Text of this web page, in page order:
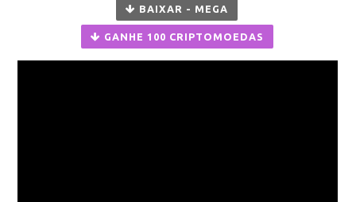
BAIXAR - MEGA
GANHE 100 CRIPTOMOEDAS